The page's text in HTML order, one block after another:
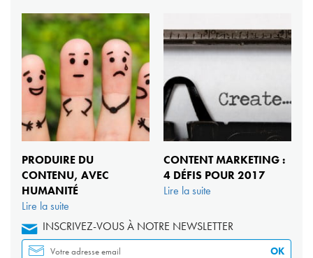
PRODUIRE DU
CONTENU, AVEC
HUMANITÉ
Lire la suite
CONTENT MARKETING :
4 DÉFIS POUR 2017
Lire la suite
INSCRIVEZ-VOUS À NOTRE NEWSLETTER
OK